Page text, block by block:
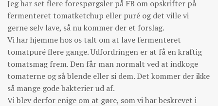
Jeg har set flere forespørgsler på FB om opskrifter på
fermenteret tomatketchup eller puré og det ville vi
gerne selv lave, så nu kommer der et forslag.
Vi har hjemme hos os talt om at lave fermenteret
tomatpuré flere gange. Udfordringen er at få en kraftig
tomatsmag frem. Den får man normalt ved at indkoge
tomaterne og så blende eller si dem. Det kommer der ikke
så mange gode bakterier ud af.
Vi blev derfor enige om at gøre, som vi har beskrevet i